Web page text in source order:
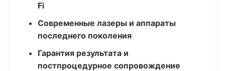
Fi
Современные лазеры и аппараты
последнего поколения
Гарантия результата и
постпроцедурное сопровождение